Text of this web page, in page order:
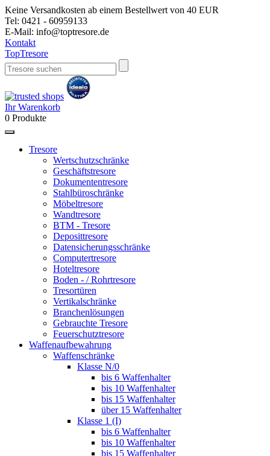
Keine Versandkosten ab einem Bestellwert von 40 EUR
Tel: 0421 - 60959133
E-Mail: info@toptresore.de
Kontakt
TopTresore
Ihr Warenkorb
0 Produkte
Tresore
Wertschutzschränke
Geschäftstresore
Dokumententresore
Stahlbüroschränke
Möbeltresore
Wandtresore
BTM - Tresore
Deposittresore
Datensicherungsschränke
Computertresore
Hoteltresore
Boden - / Rohrtresore
Tresortüren
Vertikalschränke
Branchenlösungen
Gebrauchte Tresore
Feuerschutztresore
Waffenaufbewahrung
Waffenschränke
Klasse N/0
bis 6 Waffenhalter
bis 10 Waffenhalter
bis 15 Waffenhalter
über 15 Waffenhalter
Klasse 1 (I)
bis 6 Waffenhalter
bis 10 Waffenhalter
bis 15 Waffenhalter